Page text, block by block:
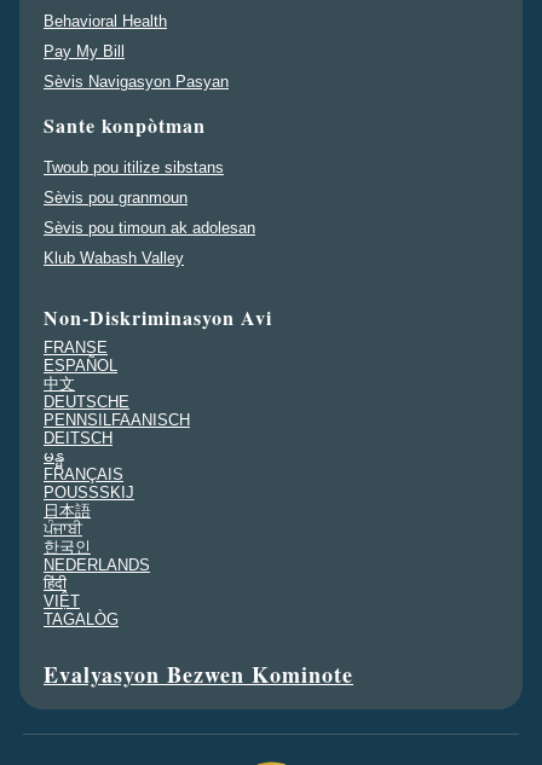
Behavioral Health
Pay My Bill
Sèvis Navigasyon Pasyan
Sante konpòtman
Twoub pou itilize sibstans
Sèvis pou granmoun
Sèvis pou timoun ak adolesan
Klub Wabash Valley
Non-Diskriminasyon Avi
FRANSE
ESPAÑOL
中文
DEUTSCHE
PENNSILFAANISCH
DEITSCH
မန္မ
FRANÇAIS
POUSSSKIJ
日本語
ਪੰਜਾਬੀ
한국인
NEDERLANDS
हिंदी
VIỆT
TAGALÒG
Evalyasyon Bezwen Kominote